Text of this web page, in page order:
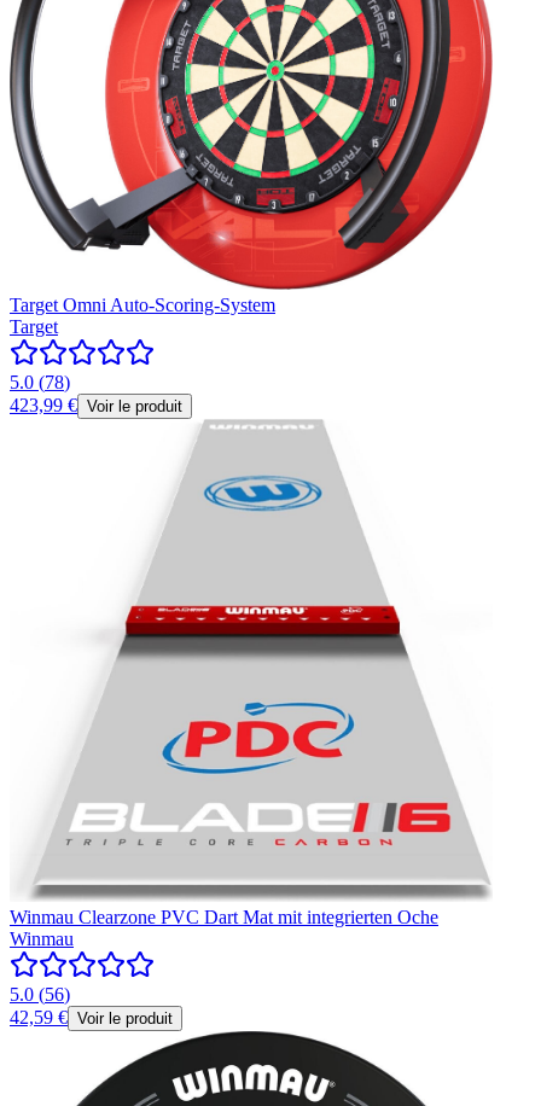
Target Omni Auto-Scoring-System
Target
5.0 (78)
423,99 € Voir le produit
Winmau Clearzone PVC Dart Mat mit integrierten Oche
Winmau
5.0 (56)
42,59 € Voir le produit